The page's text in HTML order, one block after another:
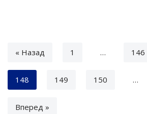
« Назад 1 … 146
148 149 150 …
Вперед »